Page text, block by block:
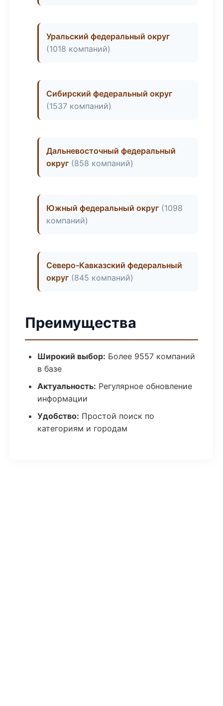
Уральский федеральный округ
(1018 компаний)
Сибирский федеральный округ
(1537 компаний)
Дальневосточный федеральный
округ (858 компаний)
Южный федеральный округ (1098
компаний)
Северо-Кавказский федеральный
округ (845 компаний)
Преимущества
Широкий выбор: Более 9557 компаний
в базе
Актуальность: Регулярное обновление
информации
Удобство: Простой поиск по
категориям и городам